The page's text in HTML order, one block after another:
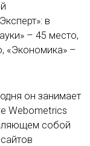
в
– 45 место,
«Экономика» –
он занимает
Webometrics
собой